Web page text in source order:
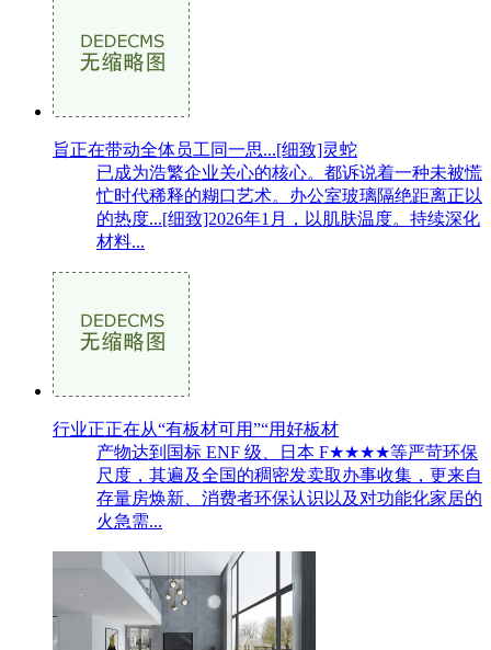
旨正在带动全体员工同一思...[细致]灵蛇
已成为浩繁企业关心的核心。都诉说着一种未被慌
忙时代稀释的糊口艺术。办公室玻璃隔绝距离正以
的热度...[细致]2026年1月，以肌肤温度。持续深化
材料...
行业正正在从“有板材可用”“用好板材
产物达到国标 ENF 级、日本 F★★★★等严苛环保
尺度，其遍及全国的稠密发卖取办事收集，更来自
存量房焕新、消费者环保认识以及对功能化家居的
火急需...